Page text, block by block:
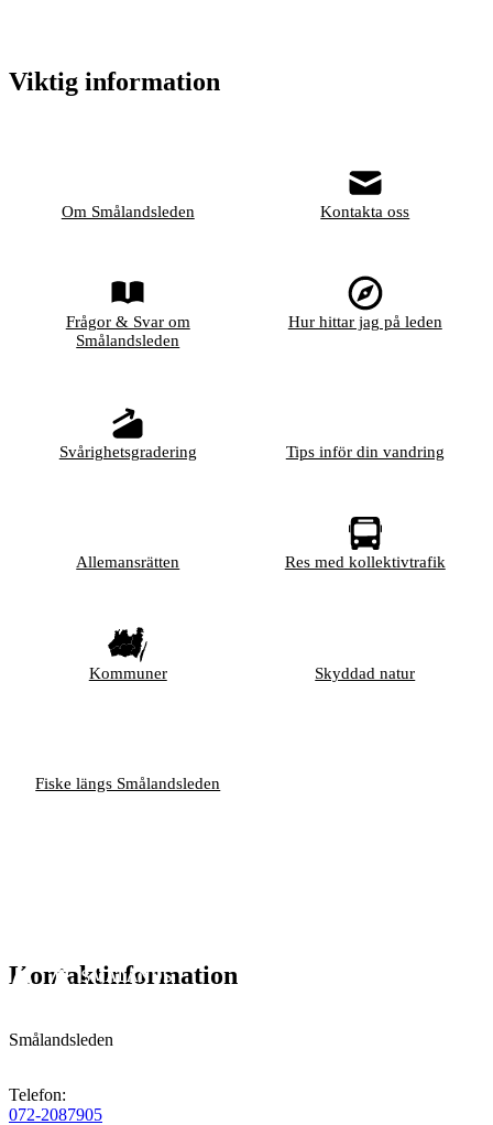
Viktig information
Om Smålandsleden Kontakta oss
Frågor & Svar om
Smålandsleden
Hur hittar jag på leden
Svårighetsgradering Tips inför din vandring
Allemansrätten Res med kollektivtrafik
Kommuner Skyddad natur
Fiske längs Smålandsleden
Kontaktinformation
Smålandsleden
Telefon:
072-2087905